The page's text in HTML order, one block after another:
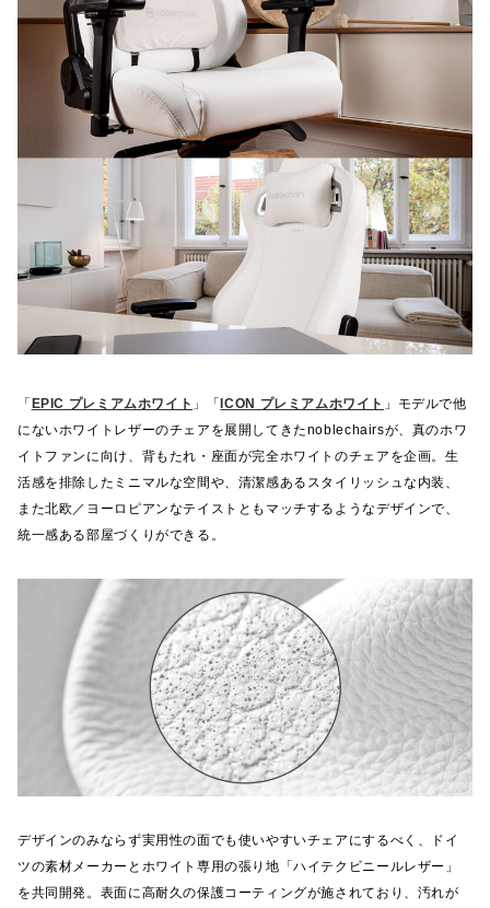
「EPIC プレミアムホワイト 」「ICON プレミアムホワイト 」モデルで他
にないホワイトレザーのチェアを展開してきたnoblechairsが、真のホワ
イトファンに向け、背もたれ・座面が完全ホワイトのチェアを企画。生
活感を排除したミニマルな空間や、清潔感あるスタイリッシュな内装、
また北欧／ヨーロピアンなテイストともマッチするようなデザインで、
統一感ある部屋づくりができる。
デザインのみならず実用性の面でも使いやすいチェアにするべく、ドイ
ツの素材メーカーとホワイト専用の張り地「ハイテクビニールレザー」
を共同開発。表面に高耐久の保護コーティングが施されており、汚れが